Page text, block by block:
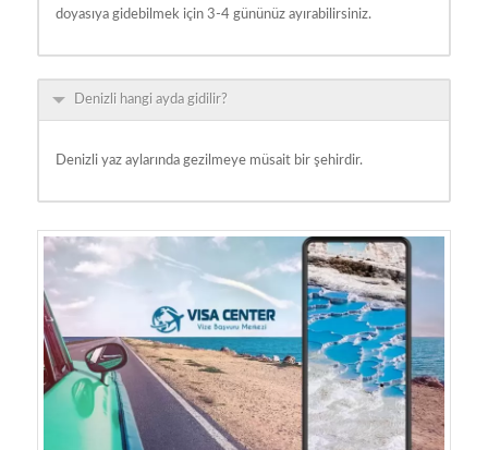
doyasıya gidebilmek için 3-4 gününüz ayırabilirsiniz.
Denizli hangi ayda gidilir?
Denizli yaz aylarında gezilmeye müsait bir şehirdir.